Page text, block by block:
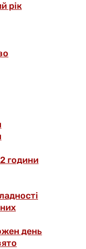
рік
години
день